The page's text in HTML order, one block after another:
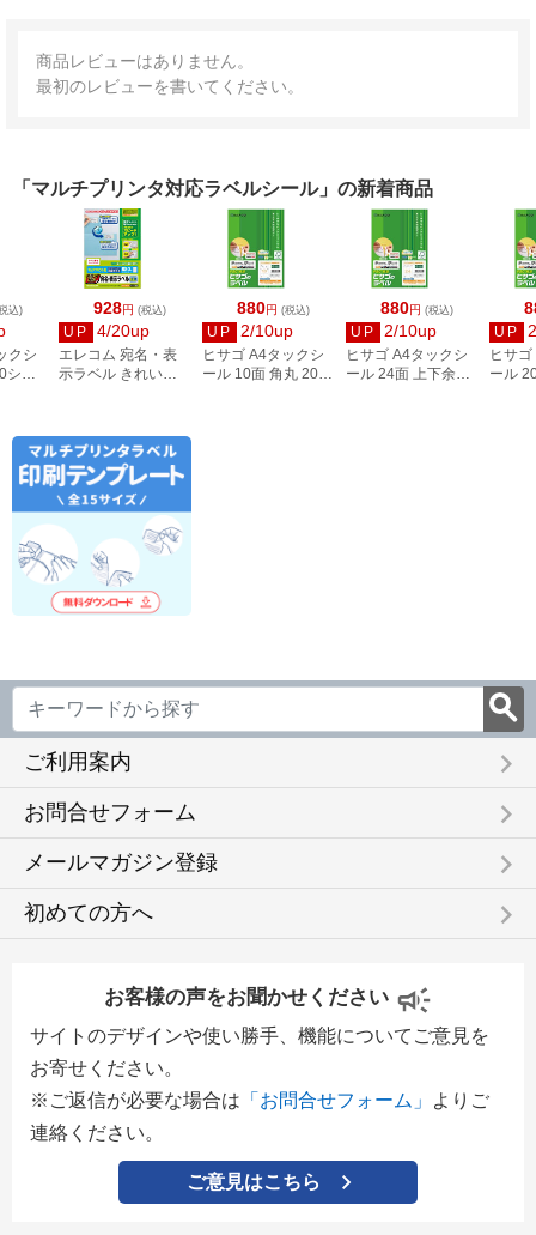
商品レビューはありません。
最初のレビューを書いてください。
「マルチプリンタ対応ラベルシール」の新着商品
928円 (税込)
UP 4/20up
エレコム 宛名・表
示ラベル きれい貼
880円 (税込)
UP 2/10up
ヒサゴ A4タックシ
ール 10面 角丸 20シ
880円 (税込)
UP 2/10up
ヒサゴ A4タックシ
ール 24面 上下余白
UP
ヒサ
ール
込)
クシ
シー
ご利用案内 keyboard_arrow_right
お問合せフォーム keyboard_arrow_right
メールマガジン登録 keyboard_arrow_right
初めての方へ keyboard_arrow_right
お客様の声をお聞かせください
サイトのデザインや使い勝手、機能についてご意見を
お寄せください。
※ご返信が必要な場合は 「お問合せフォーム」
よりご
連絡ください。
ご意見はこちら